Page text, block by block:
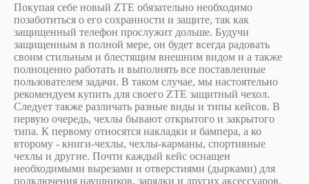
Покупая себе новый ZTE обязательно необходимо
позаботиться о его сохранности и защите, так как
защищенный телефон прослужит дольше. Будучи
защищенным в полной мере, он будет всегда радовать
своим стильным и блестящим внешним видом и а также
полноценно работать и выполнять все поставленные
пользователем задачи. В таком случае, мы настоятельно
рекомендуем купить для своего ZTE защитный чехол.
Следует также различать разные виды и типы кейсов. В
первую очередь, чехлы бывают открытого и закрытого
типа. К первому относятся накладки и бампера, а ко
второму - книги-чехлы, чехлы-карманы, спортивные
чехлы и другие. Почти каждый кейс оснащен
необходимыми вырезами и отверстиями (дырками) для
подключения наушников, зарядки и других аксессуаров.